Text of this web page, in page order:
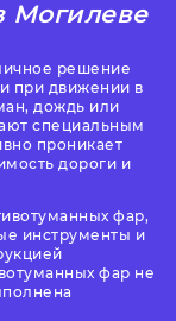
Могилеве
решение
при движении в
дождь или
специальным
проникает
дороги и
фар,
инструменты и
фар не